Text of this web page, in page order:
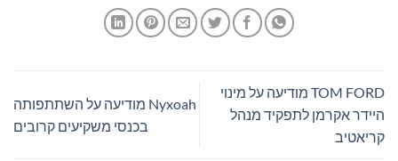
TOM FORD מודיעה על מינוי
היידר אקרמן לתפקיד מנהל
קריאטיב
Nyxoah מודיעה על השתתפותה
בכנסי משקיעים קרובים